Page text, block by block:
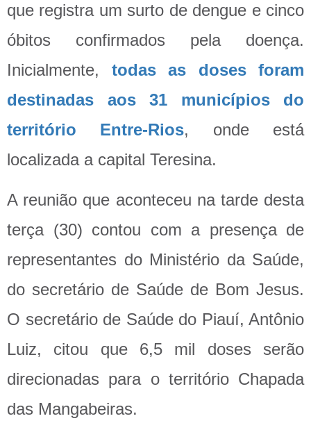
que registra um surto de dengue e cinco
óbitos confirmados pela doença.
Inicialmente, todas as doses foram
destinadas aos 31 municípios do
território Entre-Rios, onde está
localizada a capital Teresina.
A reunião que aconteceu na tarde desta
terça (30) contou com a presença de
representantes do Ministério da Saúde,
do secretário de Saúde de Bom Jesus.
O secretário de Saúde do Piauí, Antônio
Luiz, citou que 6,5 mil doses serão
direcionadas para o território Chapada
das Mangabeiras.